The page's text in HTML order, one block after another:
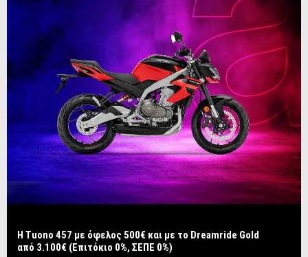
​​​​​​​Η Tuono 457 με όφελος 500€ και με το Dreamride Gold
από 3.100€ (Επιτόκιο 0%, ΣΕΠΕ 0%)